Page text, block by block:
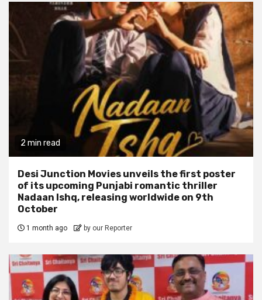
2 min read
Desi Junction Movies unveils the first poster
of its upcoming Punjabi romantic thriller
Nadaan Ishq, releasing worldwide on 9th
October
1 month ago by our Reporter